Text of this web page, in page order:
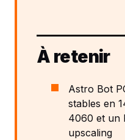
À retenir
Astro Bot
stables en
4060 et un
upscaling